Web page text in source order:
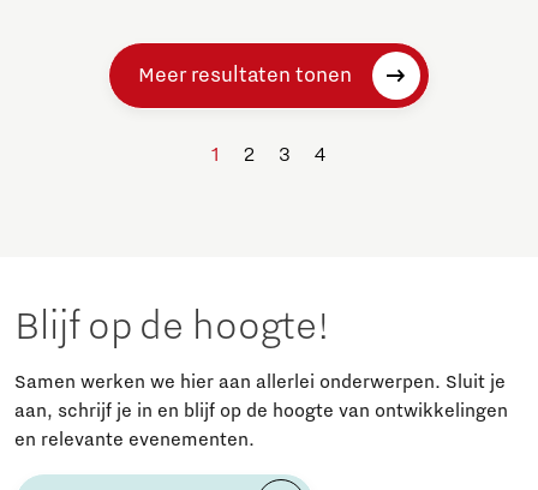
Meer resultaten tonen
1 2 3 4
Blijf op de hoogte!
Samen werken we hier aan allerlei onderwerpen. Sluit je
aan, schrijf je in en blijf op de hoogte van ontwikkelingen
en relevante evenementen.